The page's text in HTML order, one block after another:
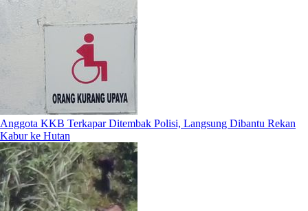
Anggota KKB Terkapar Ditembak Polisi, Langsung Dibantu Rekan
Kabur ke Hutan